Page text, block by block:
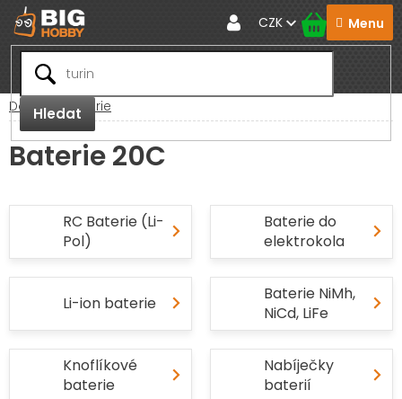
Přejít
na
obsah
Hledat
CZK
Domů Baterie
Baterie 20C
RC Baterie (Li-
Pol)
Baterie do
elektrokola
Li-ion baterie
Baterie NiMh,
NiCd, LiFe
Knoflíkové
baterie
Nabíječky
baterií